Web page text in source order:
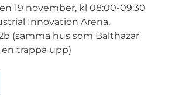
19 november, kl 08:00-09:30
Innovation Arena,
(samma hus som Balthazar
trappa upp)